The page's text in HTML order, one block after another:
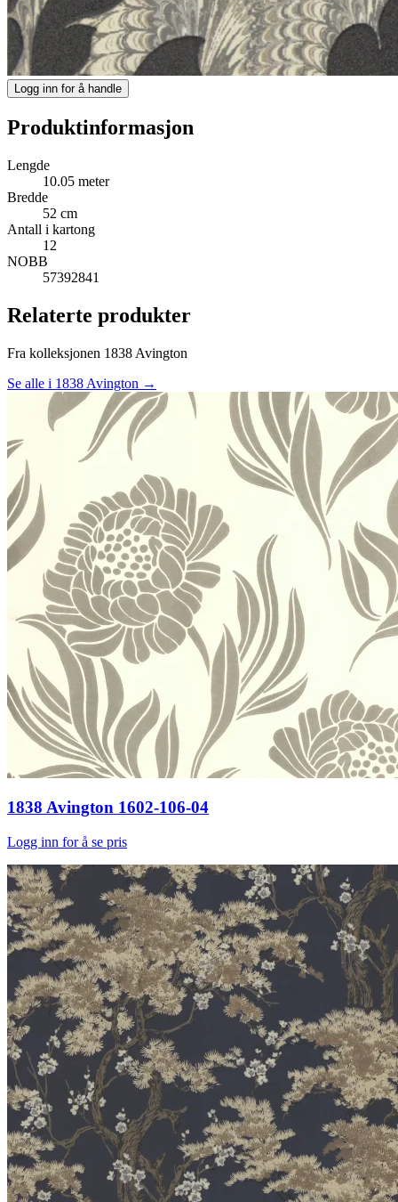
Logg inn for å handle
Produktinformasjon
Lengde
10.05 meter
Bredde
52 cm
Antall i kartong
12
NOBB
57392841
Relaterte produkter
Fra kolleksjonen 1838 Avington
Se alle i 1838 Avington →
1838 Avington 1602-106-04
Logg inn for å se pris